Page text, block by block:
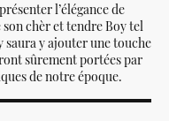
l’élégance de
chèr et tendre Boy tel
saura y ajouter une touche
sûrement portées par
de notre époque.